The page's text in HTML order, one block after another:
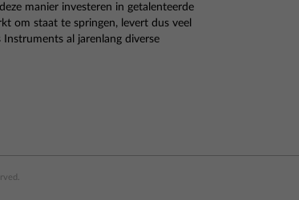
manier investeren in getalenteerde
om staat te springen, levert dus veel
Instruments al jarenlang diverse